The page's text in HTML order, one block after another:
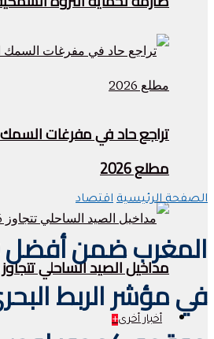
تراجع حاد في مفرغات
مطلع 2026
مداخيل الصيد الساحلي تتجاوز 2,36 مليار درهم
أخبار أخرى+
الصفحة الرئيسية اقتصاد
في مؤشر الربط